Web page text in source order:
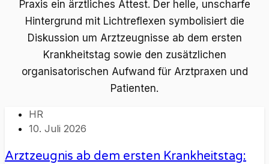
HR
10. Juli 2026
Arztzeugnis ab dem ersten Krankheitstag: